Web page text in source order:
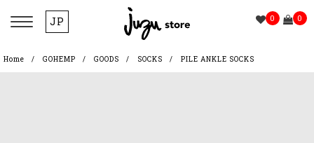
JP 0 0
Home GOHEMP GOODS SOCKS PILE ANKLE SOCKS